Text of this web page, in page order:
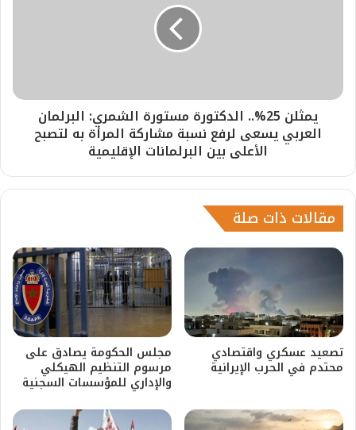
يمثلن 25%.. الدكتورة مستورة الشمري: البرلمان
العربي يسعى لرفع نسبة مشاركة المرأة به لتصبح
الأعلى بين البرلمانات الإقليمية
مقالات ذات صلة
تصعيد عسكري واقتصادي
محتدم في الحرب الإيرانية
مجلس الحكومة يصادق على
مرسوم التنظيم الهيكلي
والإداري للمؤسسات السجنية